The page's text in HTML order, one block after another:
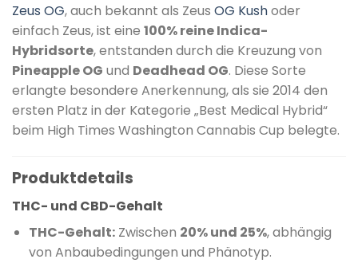
Zeus OG, auch bekannt als Zeus OG Kushoder
einfach Zeus, ist eine 100% reine Indica-
Hybridsorte, entstanden durch die Kreuzung von
Pineapple OG und Deadhead OG. Diese Sorte
erlangte besondere Anerkennung, als sie 2014 den
ersten Platz in der Kategorie „Best Medical Hybrid“
beim High Times Washington Cannabis Cup belegte.
Produktdetails
THC- und CBD-Gehalt
THC-Gehalt: Zwischen 20% und 25%, abhängig
von Anbaubedingungen und Phänotyp.